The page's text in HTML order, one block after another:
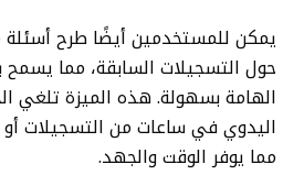
حول التسجيلات السابقة، مما يسمح
الهامة بسهولة. هذه الميزة تلغي
اليدوي في ساعات من التسجيلات
مما يوفر الوقت والجهد.